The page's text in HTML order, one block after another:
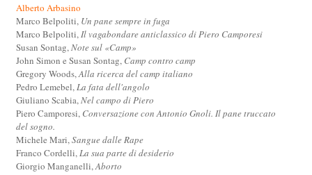
Alberto Arbasino
Marco Belpoliti, Un pane sempre in fuga
Marco Belpoliti,Il vagabondare anticlassico di Piero Camporesi
Susan Sontag,Note sul «Camp»
John Simon e Susan Sontag, Camp contro camp
Gregory Woods,Alla ricerca del camp italiano
Pedro Lemebel,La fata dell'angolo
Giuliano Scabia,Nel campo di Piero
Piero Camporesi, Conversazione con Antonio Gnoli. Il pane truccato
del sogno.
Michele Mari,Sangue dalle Rape
Franco Cordelli,La sua parte di desiderio
Giorgio Manganelli,Aborto